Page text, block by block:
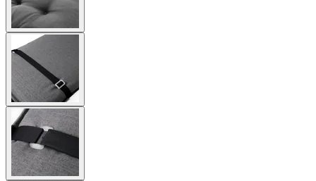
larger
image
View
larger
image